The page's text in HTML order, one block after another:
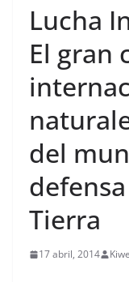
Lucha
El gran
del
Tierra
17 abril, 2014